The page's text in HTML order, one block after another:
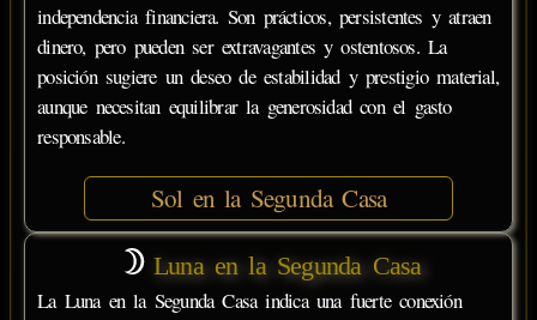
independencia financiera. Son prácticos, persistentes y atraen
dinero, pero pueden ser extravagantes y ostentosos. La
posición sugiere un deseo de estabilidad y prestigio material,
aunque necesitan equilibrar la generosidad con el gasto
responsable.
Sol en la Segunda Casa
Luna en la Segunda Casa
La Luna en la Segunda Casa indica una fuerte conexión